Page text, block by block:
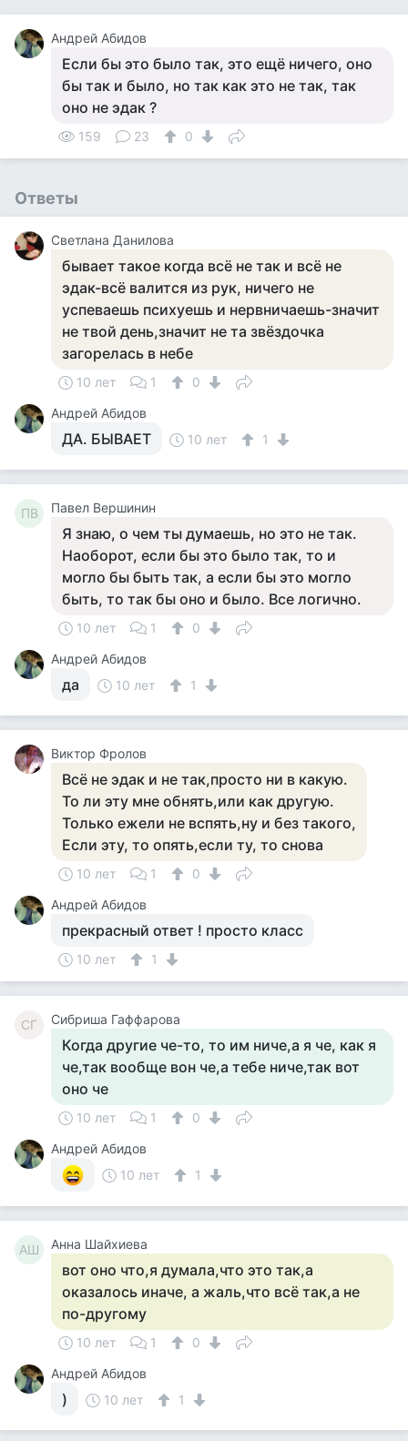
Андрей Абидов
Если бы это было так, это ещё ничего, оно
бы так и было, но так как это не так, так
оно не эдак ?
159 23 0
Ответы
Светлана Данилова
бывает такое когда всё не так и всё не
эдак-всё валится из рук, ничего не
успеваешь психуешь и нервничаешь-значит
не твой день,значит не та звёздочка
загорелась в небе
10 лет 1
0
Андрей Абидов
ДА. БЫВАЕТ 10 лет 1
ПВ Павел Вершинин
Я знаю, о чем ты думаешь, но это не так.
Наоборот, если бы это было так, то и
могло бы быть так, а если бы это могло
быть, то так бы оно и было. Все логично.
10 лет 1
0
Андрей Абидов
да 10 лет 1
Виктор Фролов
Всё не эдак и не так,просто ни в какую.
То ли эту мне обнять,или как другую.
Только ежели не вспять,ну и без такого,
Если эту, то опять,если ту, то снова
10 лет 1
0
Андрей Абидов
прекрасный ответ ! просто класс
10 лет 1
СГ Сибриша Гаффарова
Когда другие че-то, то им ниче,а я че, как я
че,так вообще вон че,а тебе ниче,так вот
оно че
10 лет 1
0
Андрей Абидов
10 лет
1
АШ Анна Шайхиева
вот оно что,я думала,что это так,а
оказалось иначе, а жаль,что всё так,а не
по-другому
10 лет 1
0
Андрей Абидов
) 10 лет 1